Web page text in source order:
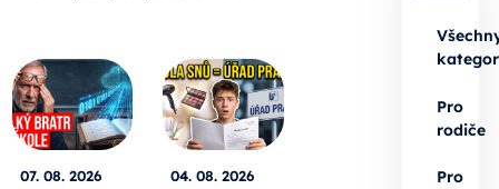
07. 08. 2026 04. 08. 2026
Pro
rodiče
Pro